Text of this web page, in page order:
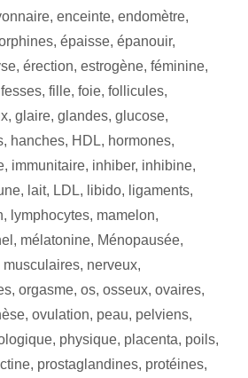
, enceinte, endomètre,
, épaisse, épanouir,
, érection, estrogène, féminine,
fesses, fille, foie, follicules,
, glaire, glandes, glucose,
, hanches, HDL, hormones,
, immunitaire, inhiber, inhibine,
, lait, LDL, libido, ligaments,
, lymphocytes, mamelon,
, mélatonine, Ménopausée,
musculaires, nerveux,
, orgasme, os, osseux, ovaires,
, ovulation, peau, pelviens,
, physique, placenta, poils,
, prostaglandines, protéines,